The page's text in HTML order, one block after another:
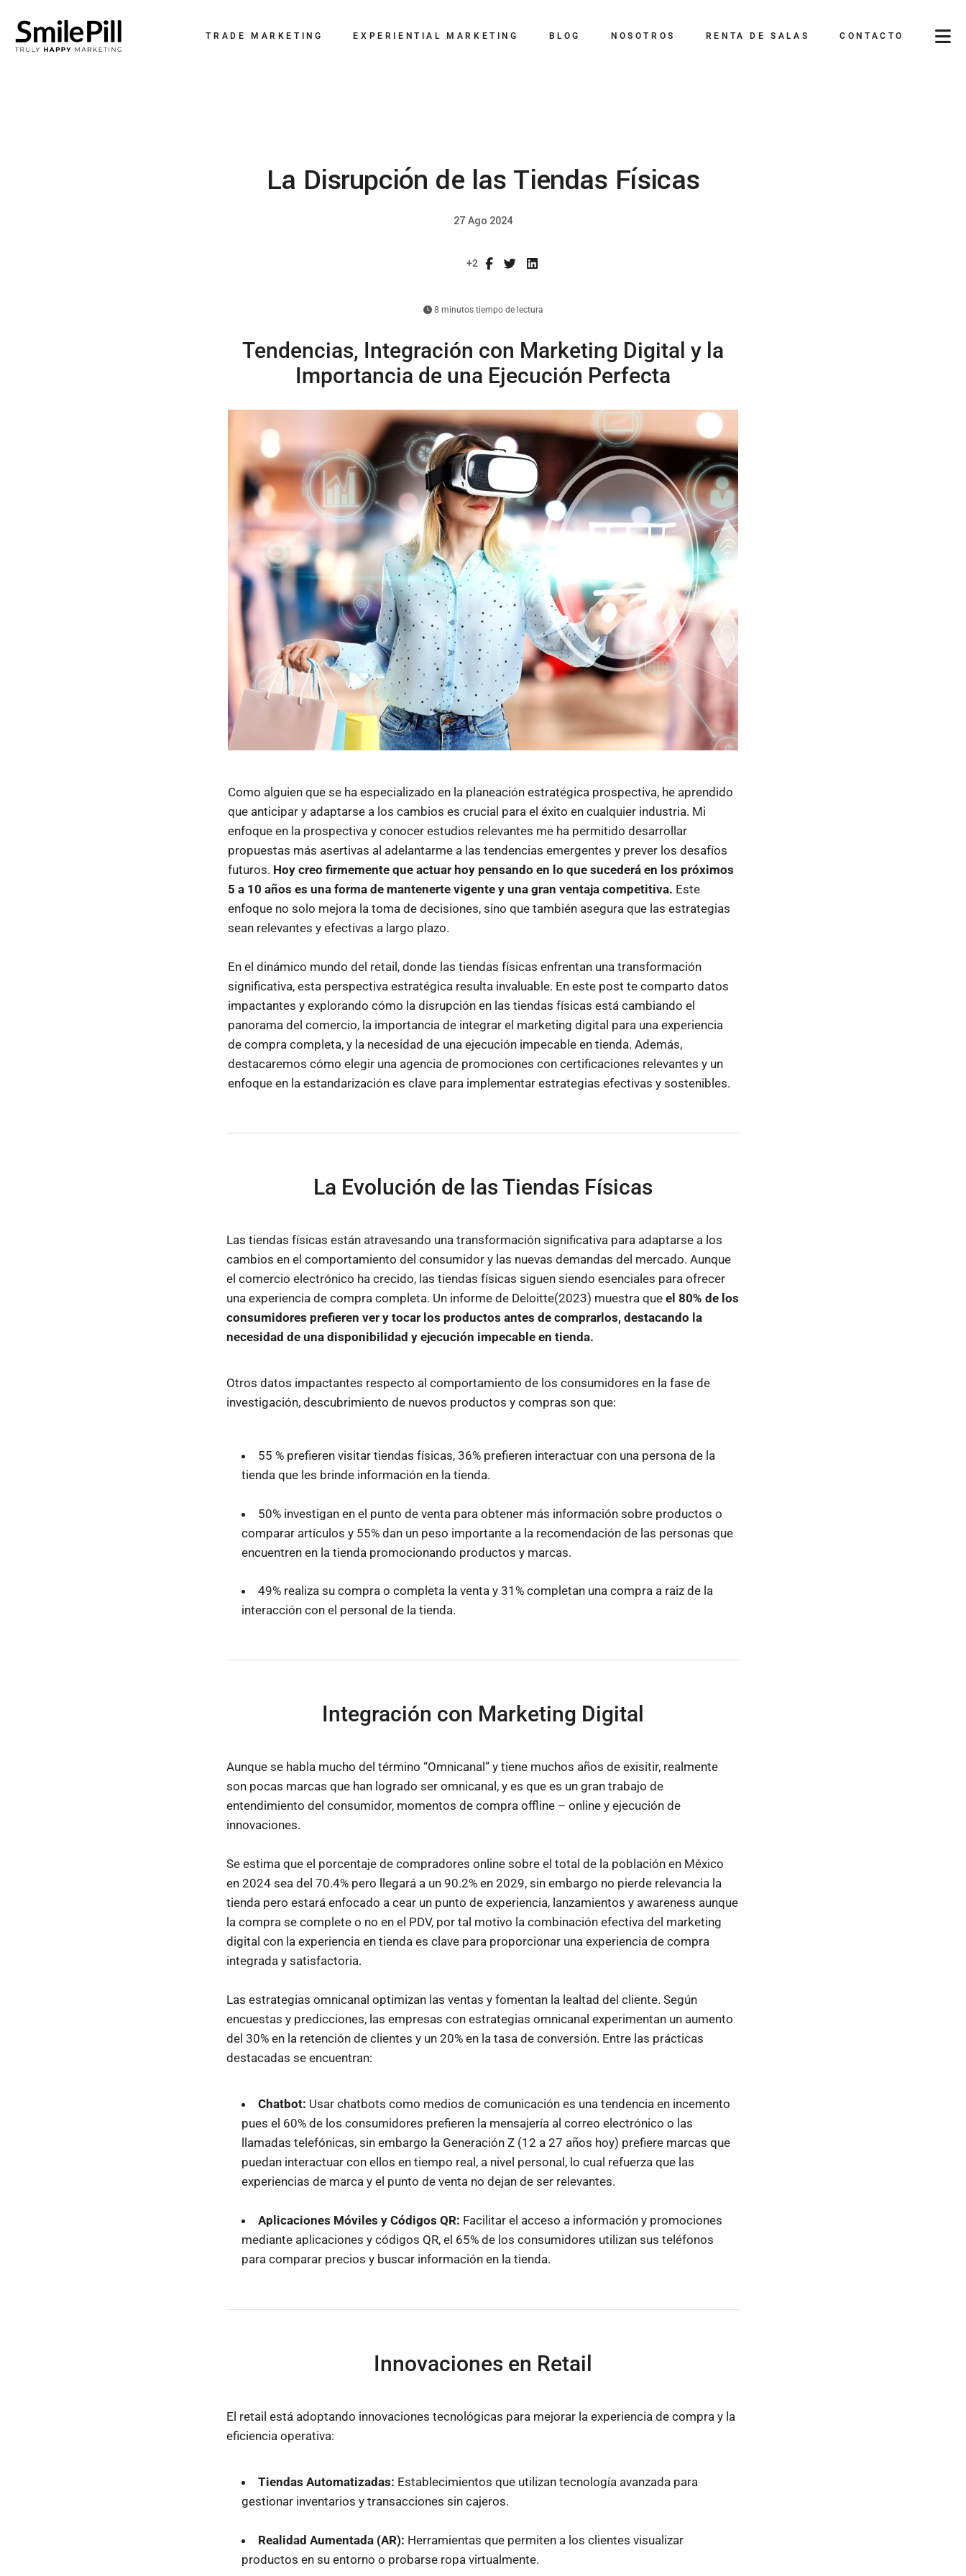
TRADE MARKETING EXPERIENTIAL MARKETING
Influencer Marketing
BLOG NOSOTROS RENTA DE SALAS CONTACTO
BTL
Creatividad
La Disrupción de las Tiendas Físicas
27 Ago 2024
+2
8 minutos tiempo de lectura
Tendencias, Integración con Marketing Digital y la
Importancia de una Ejecución Perfecta
Como alguien que se ha especializado en la planeación estratégica prospectiva, he aprendido
que anticipar y adaptarse a los cambios es crucial para el éxito en cualquier industria. Mi
enfoque en la prospectiva y conocer estudios relevantes me ha permitido desarrollar
propuestas más asertivas al adelantarme a las tendencias emergentes y prever los desafíos
futuros. Hoy creo firmemente que actuar hoy pensando en lo que sucederá en los próximos
5 a 10 años es una forma de mantenerte vigente y una gran ventaja competitiva. Este
enfoque no solo mejora la toma de decisiones, sino que también asegura que las estrategias
sean relevantes y efectivas a largo plazo.
En el dinámico mundo del retail, donde las tiendas físicas enfrentan una transformación
significativa, esta perspectiva estratégica resulta invaluable. En este post te comparto datos
impactantes y explorando cómo la disrupción en las tiendas físicas está cambiando el
panorama del comercio, la importancia de integrar el marketing digital para una experiencia
de compra completa, y la necesidad de una ejecución impecable en tienda. Además,
destacaremos cómo elegir una agencia de promociones con certificaciones relevantes y un
enfoque en la estandarización es clave para implementar estrategias efectivas y sostenibles.
La Evolución de las Tiendas Físicas
Las tiendas físicas están atravesando una transformación significativa para adaptarse a los
cambios en el comportamiento del consumidor y las nuevas demandas del mercado. Aunque
el comercio electrónico ha crecido, las tiendas físicas siguen siendo esenciales para ofrecer
una experiencia de compra completa. Un informe de Deloitte(2023) muestra queel 80% de los
consumidores prefieren ver y tocar los productos antes de comprarlos, destacando la
necesidad de una disponibilidad y ejecución impecable en tienda.
Otros datos impactantes respecto al comportamiento de los consumidores en la fase de
investigación, descubrimiento de nuevos productos y compras son que:
55 % prefieren visitar tiendas físicas, 36% prefieren interactuar con una persona de la
tienda que les brinde información en la tienda.
50% investigan en el punto de venta para obtener más información sobre productos o
comparar artículos y 55% dan un peso importante a la recomendación de las personas que
encuentren en la tienda promocionando productos y marcas.
49% realiza su compra o completa la venta y 31% completan una compra a raiz de la
interacción con el personal de la tienda.
Integración con Marketing Digital
Aunque se habla mucho del término “Omnicanal” y tiene muchos años de exisitir, realmente
son pocas marcas que han logrado ser omnicanal, y es que es un gran trabajo de
entendimiento del consumidor, momentos de compra offline – online y ejecución de
innovaciones.
Se estima que el porcentaje de compradores online sobre el total de la población en México
en 2024 sea del 70.4% pero llegará a un 90.2% en 2029, sin embargo no pierde relevancia la
tienda pero estará enfocado a cear un punto de experiencia, lanzamientos y awareness aunque
la compra se complete o no en el PDV, por tal motivo la combinación efectiva del marketing
digital con la experiencia en tienda es clave para proporcionar una experiencia de compra
integrada y satisfactoria.
Las estrategias omnicanal optimizan las ventas y fomentan la lealtad del cliente. Según
encuestas y predicciones, las empresas con estrategias omnicanal experimentan un aumento
del 30% en la retención de clientes y un 20% en la tasa de conversión. Entre las prácticas
destacadas se encuentran:
Chatbot: Usar chatbots como medios de comunicación es una tendencia en incemento
pues el 60% de los consumidores prefieren la mensajería al correo electrónico o las
llamadas telefónicas, sin embargo la Generación Z (12 a 27 años hoy) prefiere marcas que
puedan interactuar con ellos en tiempo real, a nivel personal, lo cual refuerza que las
experiencias de marca y el punto de venta no dejan de ser relevantes.
Aplicaciones Móviles y Códigos QR: Facilitar el acceso a información y promociones
mediante aplicaciones y códigos QR, el 65% de los consumidores utilizan sus teléfonos
para comparar precios y buscar información en la tienda.
Innovaciones en Retail
El retail está adoptando innovaciones tecnológicas para mejorar la experiencia de compra y la
eficiencia operativa:
Tiendas Automatizadas: Establecimientos que utilizan tecnología avanzada para
gestionar inventarios y transacciones sin cajeros.
Realidad Aumentada (AR): Herramientas que permiten a los clientes visualizar
productos en su entorno o probarse ropa virtualmente.